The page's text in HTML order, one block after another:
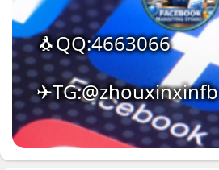
🐧QQ:4663066
✈TG:@zhouxinxinfb